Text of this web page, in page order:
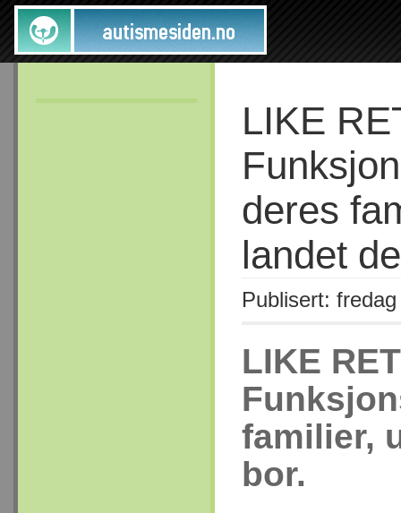
LIKE
deres
landet
Publisert:
LIKE
familier,
bor.